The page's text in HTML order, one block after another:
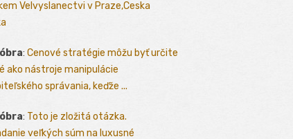
Velvyslanectvi v Praze,Ceska
: Cenové stratégie môžu byť určite
ako nástroje manipulácie
správania, keďže ...
: Toto je zložitá otázka.
veľkých súm na luxusné